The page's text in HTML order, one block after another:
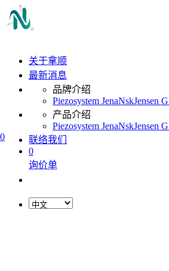
0
关于拿顺
最新消息
品牌介绍
Piezosystem JenaNskJensen
产品介绍
Piezosystem JenaNskJensen
联络我们
0
询价单